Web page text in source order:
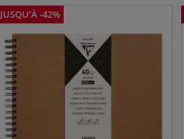
JUSQU'À-42%